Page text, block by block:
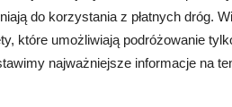
do korzystania z płatnych dróg.
które umożliwiają podróżowanie
najważniejsze informacje na